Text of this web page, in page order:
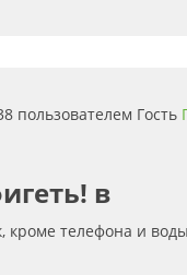
пользователем Гость
в
кроме телефона и